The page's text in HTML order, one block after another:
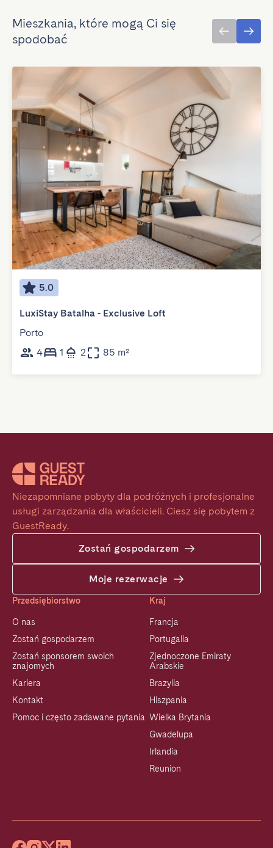
Mieszkania, które mogą Ci się
spodobać
5.0
LuxiStay Batalha - Exclusive Loft
Porto
4
1 2 85 m²
Niezapomniane pobyty dla podróżnych i profesjonalne
usługi zarządzania dla właścicieli. Ciesz się pobytem z
GuestReady.
Zostań gospodarzem
Moje rezerwacje
Przedsiębiorstwo
O nas
Zostań gospodarzem
Zostań sponsorem swoich
znajomych
Kariera
Kontakt
Pomoc i często zadawane pytania
Kraj
Francja
Portugalia
Zjednoczone Emiraty
Arabskie
Brazylia
Hiszpania
Wielka Brytania
Gwadelupa
Irlandia
Reunion